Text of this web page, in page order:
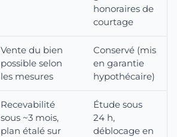
honoraires de
courtage
Vente du bien
possible selon
les mesures
Conservé (mis
en garantie
hypothécaire)
Recevabilité
sous ~3 mois,
plan étalé sur
Étude sous
24 h,
déblocage en